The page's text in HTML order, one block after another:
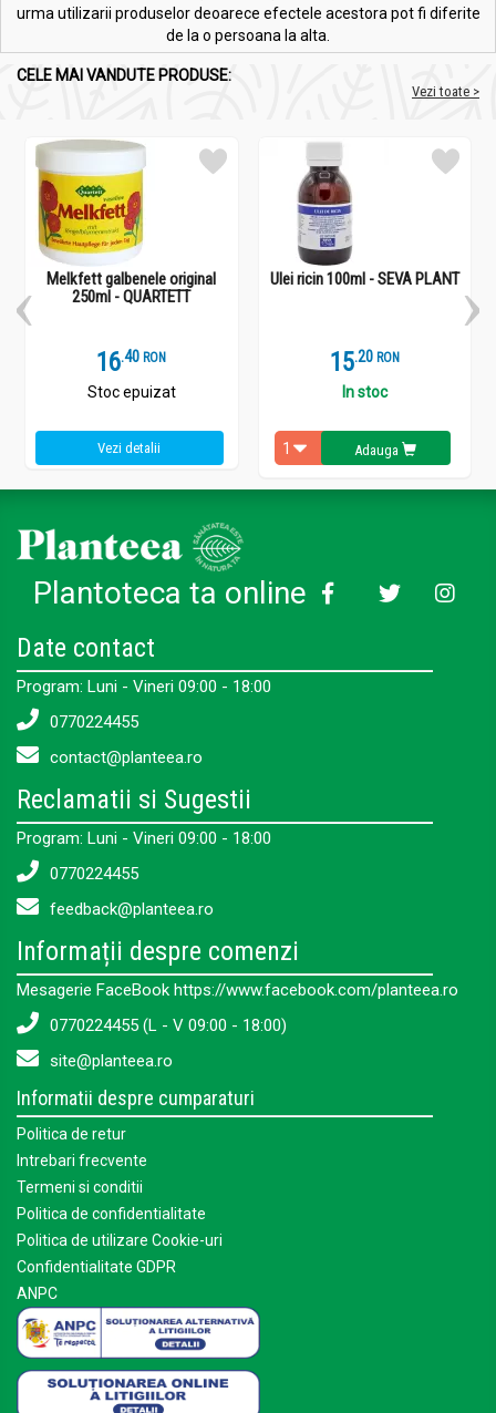
urma utilizarii produselor deoarece efectele acestora pot fi diferite
de la o persoana la alta.
CELE MAI VANDUTE PRODUSE:
Vezi toate >
Melkfett galbenele original
250ml - QUARTETT
16.4 RON
Stoc epuizat
Vezi detalii
Ulei ricin 100ml - SEVA PLANT
15.2 RON
In stoc
Adauga
Plantoteca ta online
Date contact
Program: Luni - Vineri 09:00 - 18:00
0770224455
contact@planteea.ro
Reclamatii si Sugestii
Program: Luni - Vineri 09:00 - 18:00
0770224455
feedback@planteea.ro
Informații despre comenzi
Mesagerie FaceBook https://www.facebook.com/planteea.ro
0770224455 (L - V 09:00 - 18:00)
site@planteea.ro
Informatii despre cumparaturi
Politica de retur
Intrebari frecvente
Termeni si conditii
Politica de confidentialitate
Politica de utilizare Cookie-uri
Confidentialitate GDPR
ANPC